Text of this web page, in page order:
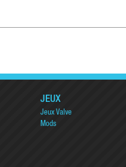
JEUX
Jeux Valve
Mods